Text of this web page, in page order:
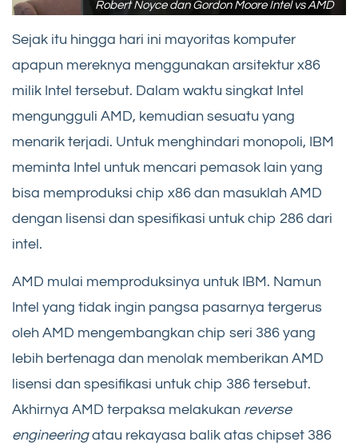
Robert Noyce dan Gordon Moore Intel vs AMD
Sejak itu hingga hari ini mayoritas komputer
apapun mereknya menggunakan arsitektur x86
milik Intel tersebut. Dalam waktu singkat Intel
mengungguli AMD, kemudian sesuatu yang
menarik terjadi. Untuk menghindari monopoli, IBM
meminta Intel untuk mencari pemasok lain yang
bisa memproduksi chip x86 dan masuklah AMD
dengan lisensi dan spesifikasi untuk chip 286 dari
intel.
AMD mulai memproduksinya untuk IBM. Namun
Intel yang tidak ingin pangsa pasarnya tergerus
oleh AMD mengembangkan chip seri 386 yang
lebih bertenaga dan menolak memberikan AMD
lisensi dan spesifikasi untuk chip 386 tersebut.
Akhirnya AMD terpaksa melakukan reverse
engineeringatau rekayasa balik atas chipset 386